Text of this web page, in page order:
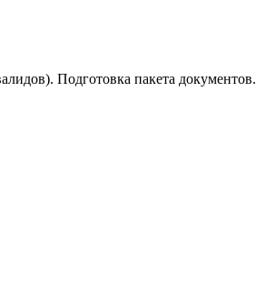
Подготовка пакета документов.